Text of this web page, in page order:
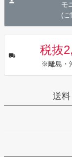
モ
(
税抜
※離島・
送